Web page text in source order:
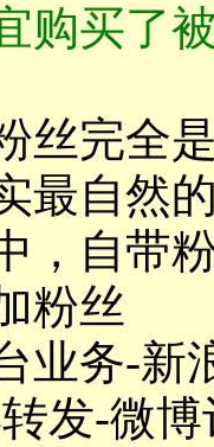
购买了
丝完全
最自然
，自带
粉丝
业务-新
发-微